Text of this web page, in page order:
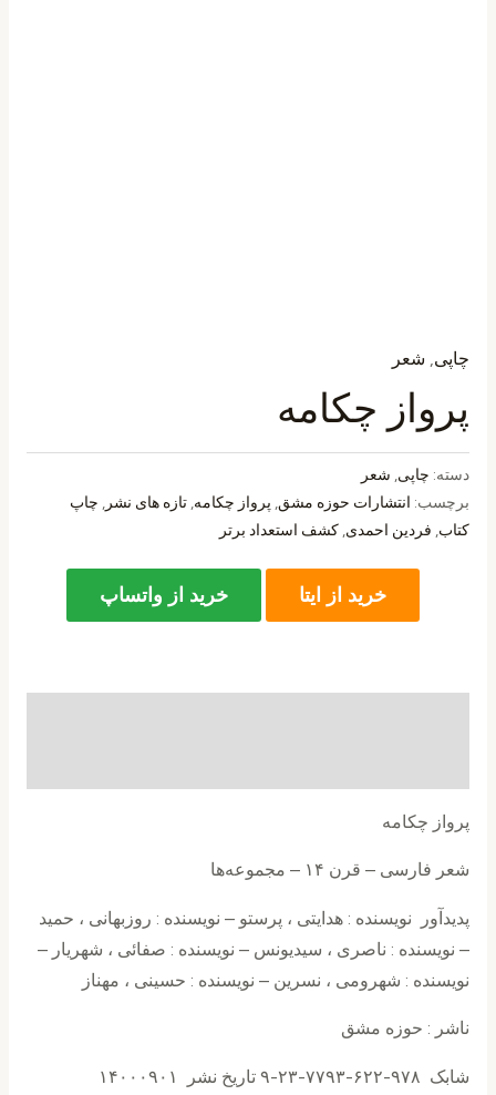
چاپی, شعر
پرواز چکامه
دسته: چاپی شعر
برچسب: انتشارات حوزه مشق پرواز چکامه تازه های نشر
چاپ
کتاب فردین احمدی کشف استعداد برتر
خرید از ایتا خرید از واتساپ
پرواز چکامه
شعر فارسی – قرن ۱۴ – مجموعه‌ها
پدیدآور نويسنده : هدایتی ، پرستو – نويسنده : روزبهانی ، حمید
– نويسنده : ناصری ، سیدیونس – نويسنده : صفائی ، شهریار –
نويسنده : شهرومی ، نسرین – نويسنده : حسینی ، مهناز
ناشر : حوزه مشق
شابک ۹۷۸-۶۲۲-۷۷۹۳-۲۳-۹ تاریخ نشر ۱۴۰۰۰۹۰۱